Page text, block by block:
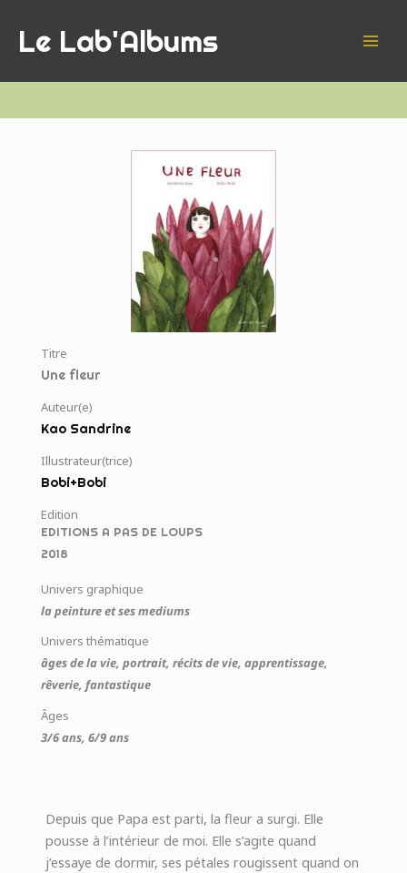
contenu
Le Lab'Albums
Titre
Une fleur
Auteur(e)
Kao Sandrine
Illustrateur(trice)
Bobi+Bobi
Edition
EDITIONS A PAS DE LOUPS
2018
Univers graphique
la peinture et ses mediums
Univers thématique
âges de la vie, portrait, récits de vie, apprentissage,
rêverie, fantastique
Âges
3/6 ans, 6/9 ans
Depuis que Papa est parti, la fleur a surgi. Elle
pousse à l’intérieur de moi. Elle s’agite quand
j’essaye de dormir, ses pétales rougissent quand on